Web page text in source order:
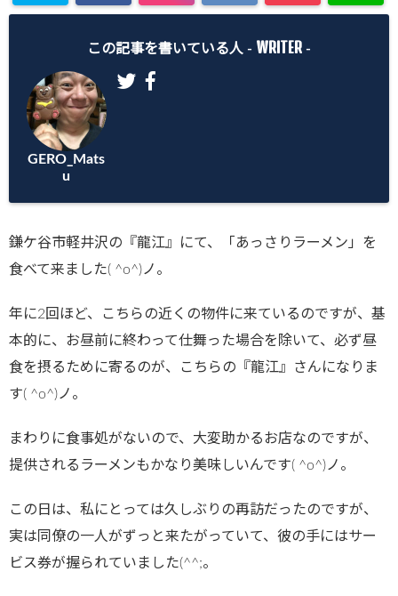
Warning:
array key
"Twitter" in
/home/gero
matsu/gero-
wp-
content/plu
on line2897
この記事を書いている人 - WRITER -
GERO_Mats
u
鎌ケ谷市軽井沢の『龍江』にて、「あっさりラーメン」を
食べて来ました( ^o^)ノ。
年に2回ほど、こちらの近くの物件に来ているのですが、基
本的に、お昼前に終わって仕舞った場合を除いて、必ず昼
食を摂るために寄るのが、こちらの『龍江』さんになりま
す( ^o^)ノ。
まわりに食事処がないので、大変助かるお店なのですが、
提供されるラーメンもかなり美味しいんです( ^o^)ノ。
この日は、私にとっては久しぶりの再訪だったのですが、
実は同僚の一人がずっと来たがっていて、彼の手にはサー
ビス券が握られていました(^^;。